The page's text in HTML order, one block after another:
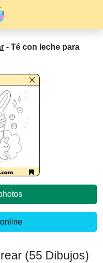
- Té con leche para
55 photos
(55 Dibujos)